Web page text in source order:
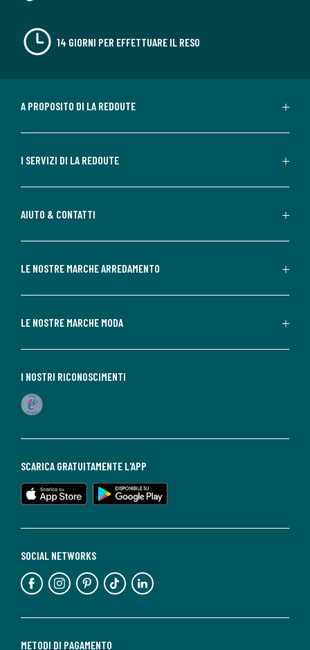
14 GIORNI PER EFFETTUARE IL RESO
A PROPOSITO DI LA REDOUTE
I SERVIZI DI LA REDOUTE
AIUTO & CONTATTI
LE NOSTRE MARCHE ARREDAMENTO
LE NOSTRE MARCHE MODA
METODI DI PAGAMENTO
SOCIAL NETWORKS
SCARICA GRATUITAMENTE L'APP
I NOSTRI RICONOSCIMENTI